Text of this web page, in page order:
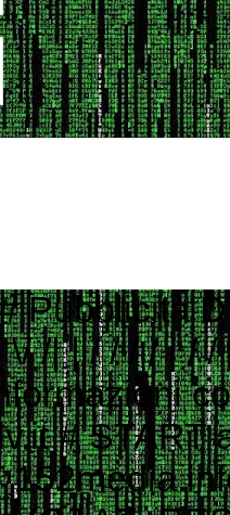
4ad745ead2958bf7 adyoulike.com, b4bf4fdd9b0b915f746f6747ff432bde, RESELLER, 4ad745ead2958bf7 ampliffy.com, 5037, RESELLER amxrtb.com, 105199548, RESELLER aniview.com, 5e82edf1634339243920a8e5, RESELLER, 78b21b97965ec3f8 aniview.com, 5ef4bc022e79664d2b473869, RESELLER, 78b21b97965ec3f8 aol.com, 27093, RESELLER aol.com, 46658, RESELLER aol.com, 58905, RESELLER, e1a5b5b6e3255540 aolcloud.net, 4687, RESELLER appads.in, 107606, RESELLER appnexus.com, 10040, RESELLER, f5ab79cb980f11d1 appnexus.com, 10200, RESELLER, f5ab79cb980f11d1 appnexus.com, 10239, RESELLER, f5ab79cb980f11d1 appnexus.com, 10371, RESELLER, f5ab79cb980f11d1 appnexus.com, 11470, RESELLER appnexus.com, 11487, RESELLER, f5ab79cb980f11d1 appnexus.com, 11664, RESELLER, f5ab79cb980f11d1 appnexus.com, 11786, RESELLER, f5ab79cb980f11d1 appnexus.com, 11924, RESELLER, f5ab79cb980f11d1 appnexus.com, 12223, RESELLER, f5ab79cb980f11d1 appnexus.com, 12290, RESELLER, f5ab79cb980f11d1 appnexus.com, 12637, RESELLER, f5ab79cb980f11d1 appnexus.com, 13044, RESELLER, f5ab79cb980f11d1 appnexus.com, 13099, RESELLER, f5ab79cb980f11d1 appnexus.com, 13381, RESELLER, f5ab79cb980f11d1 appnexus.com, 1356, RESELLER, f5ab79cb980f11d1 appnexus.com, 1360, RESELLER, f5ab79cb980f11d1 appnexus.com, 13701, RESELLER, f5ab79cb980f11d1 appnexus.com, 14077, RESELLER appnexus.com, 14416, RESELLER,